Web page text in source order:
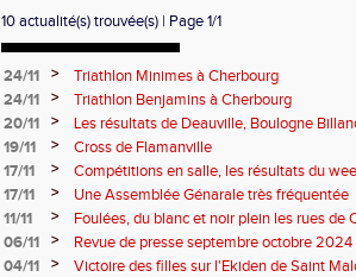
10 actualité(s) trouvée(s) | Page 1/1
24/11 >
Triathlon Minimes à Cherbourg
24/11
>
Triathlon Benjamins à Cherbourg
20/11
>
Les résultats de Deauville, Boulogne
19/11
>
Cross de Flamanville
17/11
>
Compétitions en salle, les résultats du
17/11
>
Une Assemblée Génarale très fréquentée
11/11
>
Foulées, du blanc et noir plein les rues de
podiums
06/11 >
Revue de presse septembre octobre 2024
04/11
>
Victoire des filles sur l'Ekiden de Saint